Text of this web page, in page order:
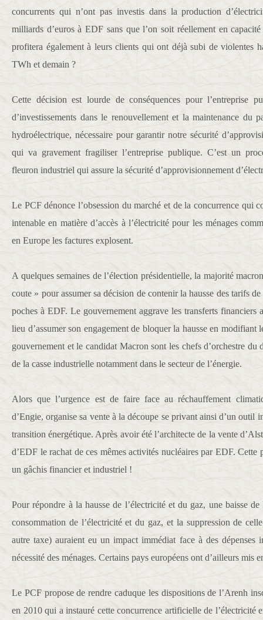
concurrents qui n’ont pas investis dans la production
milliards d’euros à EDF sans que l’on soit réellement en
profitera également à leurs clients qui ont déjà subi de violentes
TWh et demain ?
Cette décision est lourde de conséquences pour l’entreprise
d’investissements dans le renouvellement et la maintenance du
hydroélectrique, nécessaire pour garantir notre sécurité
qui va gravement fragiliser l’entreprise publique. C’est un
fleuron industriel qui assure la sécurité d’approvisionnement
Le PCF dénonce l’obsession du marché et de la concurrence qui
intenable en matière d’accès à l’électricité pour les ménages
en Europe les factures explosent.
A quelques semaines de l’élection présidentielle, la majorité
coute » pour assumer sa décision de contenir la hausse des tarifs
poches à EDF. Le gouvernement aggrave les transferts financiers
lieu d’assumer son engagement de bloquer la hausse en modifiant
gouvernement et le candidat Macron sont les chefs d’orchestre du
de la casse industrielle notamment dans le secteur de l’énergie.
Alors que l’urgence est de faire face au réchauffement
d’Engie, organise sa vente à la découpe se privant ainsi d’un outil
transition énergétique. Après avoir été l’architecte de la vente
d’EDF le rachat de ces mêmes activités nucléaires par EDF. Cette
un gâchis financier et industriel !
Pour répondre à la hausse de l’électricité et du gaz, une baisse
consommation de l’électricité et du gaz, et la suppression de
autre taxe) auraient eu un impact immédiat face à des dépenses
nécessité des ménages. Certains pays européens ont d’ailleurs mis
Le PCF propose de rendre caduque les dispositions de l’Arenh
en 2010 qui a instauré cette concurrence artificielle de l’électricité